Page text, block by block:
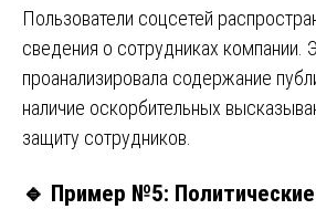
Пользователи соцсетей
сведения о сотрудниках компании.
проанализировала содержание
наличие оскорбительных
защиту сотрудников.
🔹 Пример №5: Политические